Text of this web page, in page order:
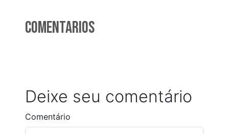
Comentarios
Deixe seu comentário
Comentário